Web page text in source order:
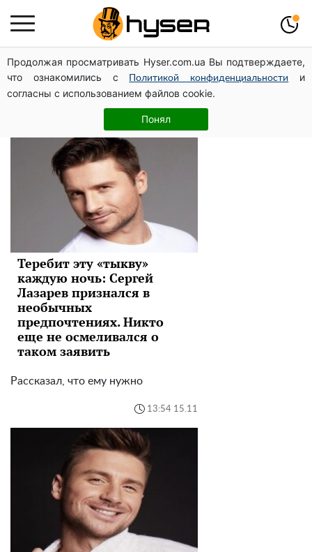
Продолжая просматривать Hyser.com.ua Вы подтверждаете,
что ознакомились с
Политикой конфиденциальности
и
согласны с использованием файлов cookie.
Понял
Сергей Лазарев
Теребит эту «тыкву»
каждую ночь: Сергей
Лазарев признался в
необычных
предпочтениях. Никто
еще не осмеливался о
таком заявить
Рассказал, что ему нужно
13:54 15.11